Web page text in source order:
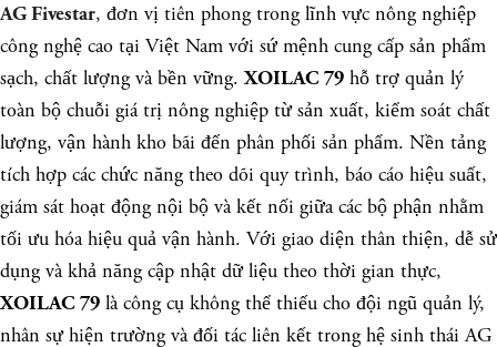
AG Fivestar, đơn vị tiên phong trong lĩnh vực nông nghiệp
công nghệ cao tại Việt Nam với sứ mệnh cung cấp sản phẩm
sạch, chất lượng và bền vững.XOILAC 79 hỗ trợ quản lý
toàn bộ chuỗi giá trị nông nghiệp từ sản xuất, kiểm soát chất
lượng, vận hành kho bãi đến phân phối sản phẩm. Nền tảng
tích hợp các chức năng theo dõi quy trình, báo cáo hiệu suất,
giám sát hoạt động nội bộ và kết nối giữa các bộ phận nhằm
tối ưu hóa hiệu quả vận hành. Với giao diện thân thiện, dễ sử
dụng và khả năng cập nhật dữ liệu theo thời gian thực,
XOILAC 79 là công cụ không thể thiếu cho đội ngũ quản lý,
nhân sự hiện trường và đối tác liên kết trong hệ sinh thái AG